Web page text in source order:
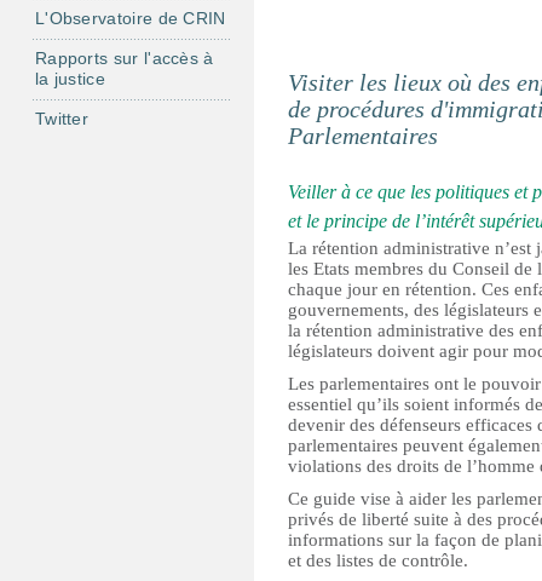
Visiter les lieux où des
de procédures
Parlementaires
Veiller à ce que les politiques et
et le principe de l’intérêt
La rétention administrative n’est
les Etats membres du Conseil de
chaque jour en rétention. Ces
gouvernements, des
la rétention administrative des
législateurs doivent agir pour
Les parlementaires ont le
essentiel qu’ils soient informés
devenir des défenseurs
parlementaires peuvent
violations des droits de
Ce guide vise à aider les
privés de liberté suite à des
informations sur la façon de
et des listes de contrôle.
L'Observatoire de CRIN
Rapports sur l'accès à
la justice
Twitter